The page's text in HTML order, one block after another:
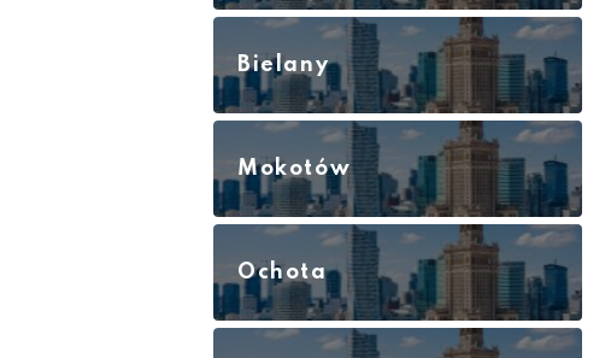
Bielany
Mokotów
Ochota